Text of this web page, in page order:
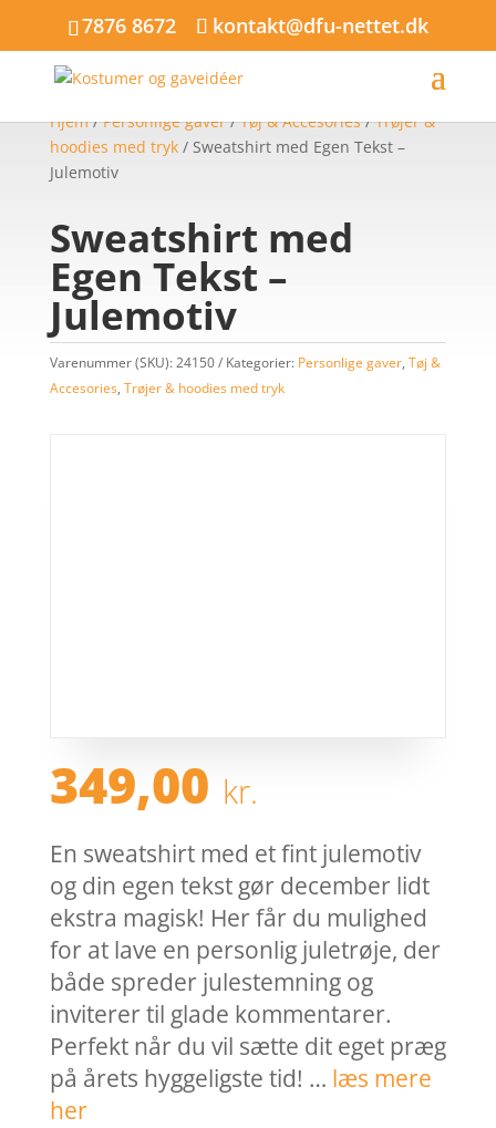
7876 8672 kontakt@dfu-nettet.dk
Hjem/Personlige gaver/Tøj & Accesories/Trøjer &
hoodies med tryk/ Sweatshirt med Egen Tekst –
Julemotiv
Sweatshirt med
Egen Tekst –
Julemotiv
Varenummer (SKU):24150 Kategorier: Personlige gaver, Tøj &
Accesories, Trøjer & hoodies med tryk
349,00 kr.
En sweatshirt med et fint julemotiv
og din egen tekst gør december lidt
ekstra magisk! Her får du mulighed
for at lave en personlig juletrøje, der
både spreder julestemning og
inviterer til glade kommentarer.
Perfekt når du vil sætte dit eget præg
på årets hyggeligste tid! … læs mere
her